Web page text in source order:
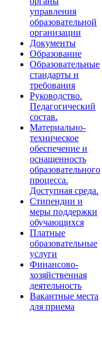
управления
образовательной
организации
Документы
Образование
Образовательные
стандарты и
требования
Руководство.
Педагогический
состав.
Материально-
техническое
обеспечение и
оснащенность
образовательного
процесса.
Доступная среда.
Стипендии и
меры поддержки
обучающихся
Платные
образовательные
услуги
Финансово-
хозяйственная
деятельность
Вакантные места
для приема